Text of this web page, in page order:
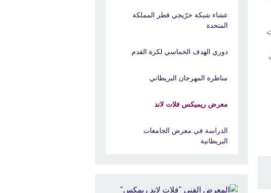
عشاء شبكة خرّيجي قطر المملكة
المتحدة
دوري الهدف الخماسي لكرة القدم
مناظرة المهرجان البريطاني
معرض ريميكس فلات لاند
الدراسة في معرض الجامعات
البريطانية